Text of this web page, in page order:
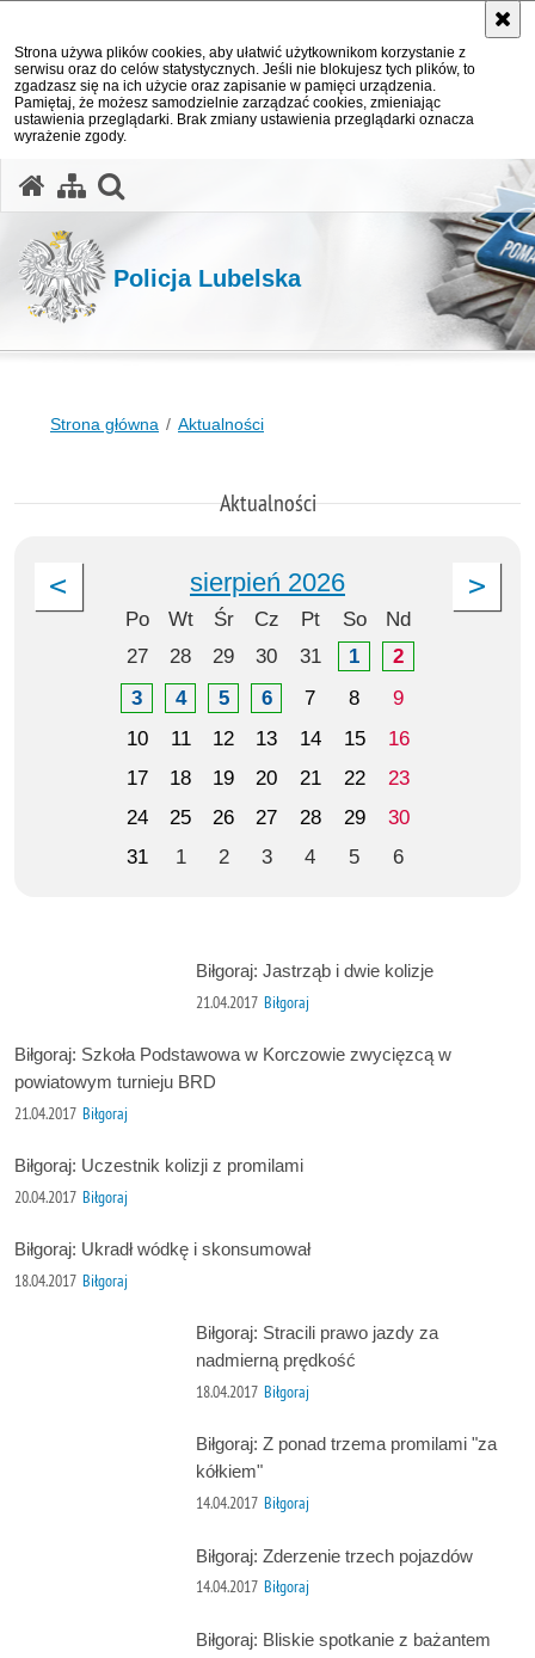
Strona używa plików cookies, aby ułatwić użytkownikom korzystanie z
serwisu oraz do celów statystycznych. Jeśli nie blokujesz tych plików, to
zgadzasz się na ich użycie oraz zapisanie w pamięci urządzenia.
Pamiętaj, że możesz samodzielnie zarządzać cookies, zmieniając
ustawienia przeglądarki. Brak zmiany ustawienia przeglądarki oznacza
wyrażenie zgody.
Policja Lubelska
Strona główna Aktualności
Aktualności
sierpień 2026
Po Wt Śr Cz Pt So
Nd
27
28 29 30 31 1
2
3
4 5 6 7 8
9
10
11 12 13 14 15
16
17
18 19 20 21 22
23
24
25 26 27 28 29
30
31
1 2 3 4 5 6
Biłgoraj: Jastrząb i dwie kolizje
21.04.2017 Biłgoraj
Biłgoraj: Szkoła Podstawowa w Korczowie zwycięzcą w
powiatowym turnieju BRD
21.04.2017 Biłgoraj
Biłgoraj: Uczestnik kolizji z promilami
20.04.2017 Biłgoraj
Biłgoraj: Ukradł wódkę i skonsumował
18.04.2017 Biłgoraj
Biłgoraj: Stracili prawo jazdy za
nadmierną prędkość
18.04.2017 Biłgoraj
Biłgoraj: Z ponad trzema promilami "za
kółkiem"
14.04.2017 Biłgoraj
Biłgoraj: Zderzenie trzech pojazdów
14.04.2017 Biłgoraj
Biłgoraj: Bliskie spotkanie z bażantem